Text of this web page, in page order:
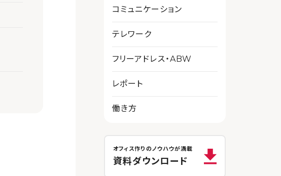
コミュニケーション
テレワーク
フリーアドレス・ABW
レポート
働き方
オフィス作りのノウハウが満載
資料ダウンロード